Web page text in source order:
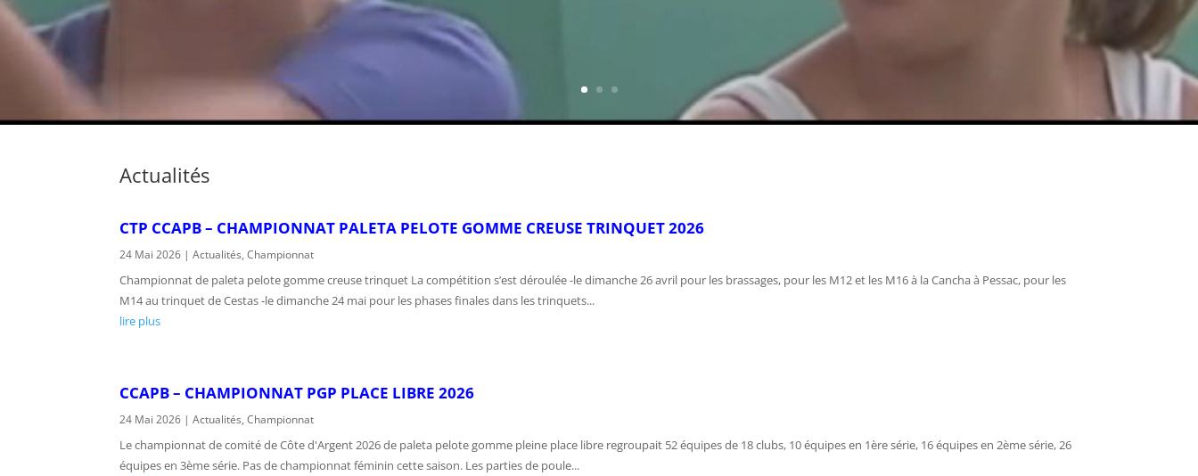
Actualités
CTP CCAPB – CHAMPIONNAT PALETA PELOTE GOMME CREUSE TRINQUET 2026
24 Mai 2026 |Actualités,Championnat
Championnat de paleta pelote gomme creuse trinquet La compétition s’est déroulée -le dimanche 26 avril pour les brassages, pour les M12 et les M16 à la Cancha à Pessac, pour les
M14 au trinquet de Cestas -le dimanche 24 mai pour les phases finales dans les trinquets...
lire plus
CCAPB – CHAMPIONNAT PGP PLACE LIBRE 2026
24 Mai 2026 |Actualités,Championnat
Le championnat de comité de Côte d'Argent 2026 de paleta pelote gomme pleine place libre regroupait 52 équipes de 18 clubs, 10 équipes en 1ère série, 16 équipes en 2ème série, 26
équipes en 3ème série. Pas de championnat féminin cette saison. Les parties de poule...